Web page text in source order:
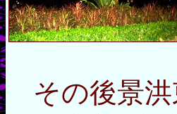
その後景洪